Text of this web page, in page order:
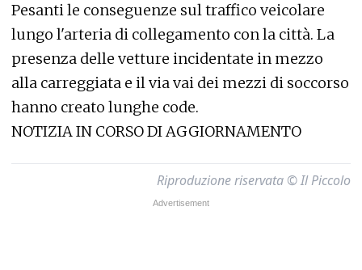
Pesanti le conseguenze sul traffico veicolare
lungo l'arteria di collegamento con la città. La
presenza delle vetture incidentate in mezzo
alla carreggiata e il via vai dei mezzi di soccorso
hanno creato lunghe code.
NOTIZIA IN CORSO DI AGGIORNAMENTO
Riproduzione riservata © Il Piccolo